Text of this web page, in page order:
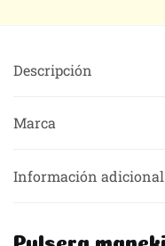
Descripción
Marca
Información adicional
Pulsera